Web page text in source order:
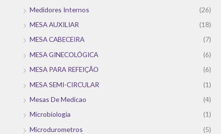
Medidores Internos
(26)
MESA AUXILIAR
(18)
MESA CABECEIRA
(7)
MESA GINECOLÓGICA
(6)
MESA PARA REFEIÇÃO
(6)
MESA SEMI-CIRCULAR
(1)
Mesas De Medicao
(4)
Microbiologia
(1)
Microdurometros
(5)